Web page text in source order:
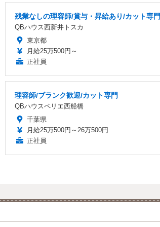
残業なしの理容師/賞与・昇給あり/カット専門
QBハウス西新井トスカ
東京都
月給25万500円～
正社員
理容師/ブランク歓迎/カット専門
QBハウスペリエ西船橋
千葉県
月給25万500円～26万500円
正社員